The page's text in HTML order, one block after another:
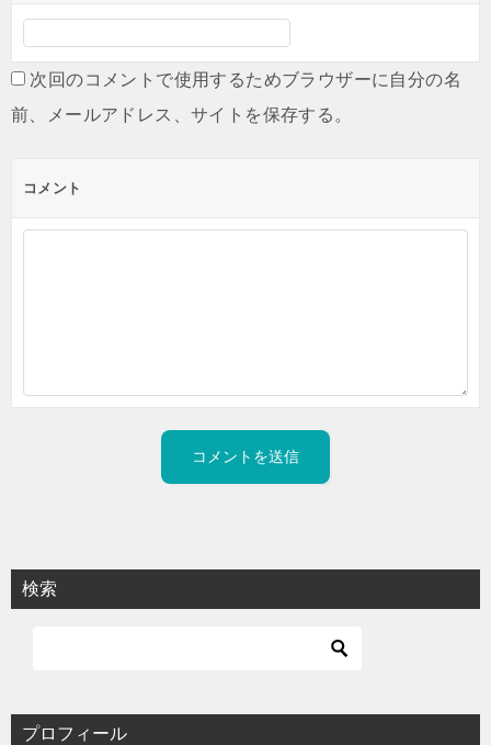
次回のコメントで使用するためブラウザーに自分の名
前、メールアドレス、サイトを保存する。
コメント
検索
プロフィール